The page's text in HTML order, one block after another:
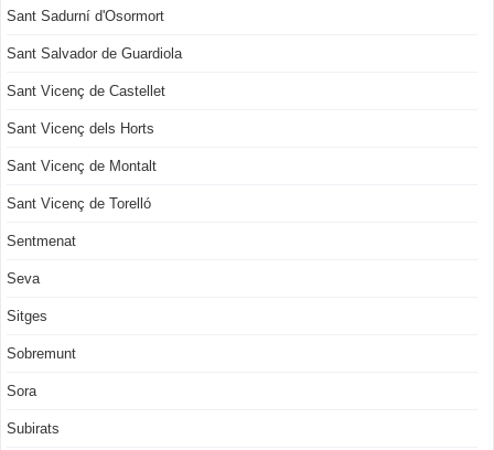
Sant Sadurní d'Osormort
Sant Salvador de Guardiola
Sant Vicenç de Castellet
Sant Vicenç dels Horts
Sant Vicenç de Montalt
Sant Vicenç de Torelló
Sentmenat
Seva
Sitges
Sobremunt
Sora
Subirats